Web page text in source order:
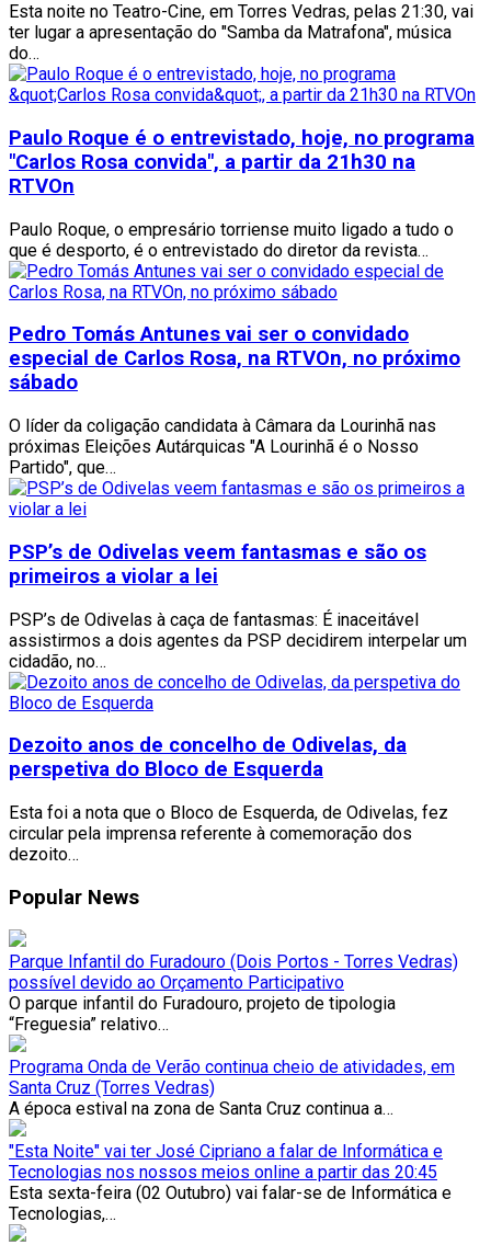
Esta noite no Teatro-Cine, em Torres Vedras, pelas 21:30, vai
ter lugar a apresentação do "Samba da Matrafona", música
do…
Paulo Roque é o entrevistado, hoje, no programa
"Carlos Rosa convida", a partir da 21h30 na
RTVOn
Paulo Roque, o empresário torriense muito ligado a tudo o
que é desporto, é o entrevistado do diretor da revista…
Pedro Tomás Antunes vai ser o convidado
especial de Carlos Rosa, na RTVOn, no próximo
sábado
O líder da coligação candidata à Câmara da Lourinhã nas
próximas Eleições Autárquicas "A Lourinhã é o Nosso
Partido", que…
PSP’s de Odivelas veem fantasmas e são os
primeiros a violar a lei
PSP’s de Odivelas à caça de fantasmas: É inaceitável
assistirmos a dois agentes da PSP decidirem interpelar um
cidadão, no…
Dezoito anos de concelho de Odivelas, da
perspetiva do Bloco de Esquerda
Esta foi a nota que o Bloco de Esquerda, de Odivelas, fez
circular pela imprensa referente à comemoração dos
dezoito…
Popular News
Parque Infantil do Furadouro (Dois Portos - Torres Vedras)
possível devido ao Orçamento Participativo
O parque infantil do Furadouro, projeto de tipologia
“Freguesia” relativo…
Programa Onda de Verão continua cheio de atividades, em
Santa Cruz (Torres Vedras)
A época estival na zona de Santa Cruz continua a…
"Esta Noite" vai ter José Cipriano a falar de Informática e
Tecnologias nos nossos meios online a partir das 20:45
Esta sexta-feira (02 Outubro) vai falar-se de Informática e
Tecnologias,…